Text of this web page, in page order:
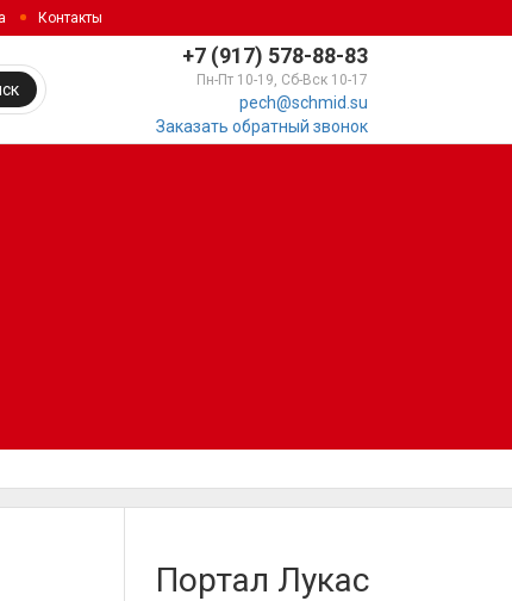
Контакты
+7 (917) 578-88-83
Пн-Пт 10-19, Сб-Вск 10-17
pech@schmid.su
Заказать обратный звонок
Портал Лукас